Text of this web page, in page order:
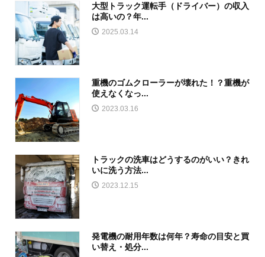
大型トラック運転手（ドライバー）の収入
は高いの？年...
2025.03.14
重機のゴムクローラーが壊れた！？重機が
使えなくなっ...
2023.03.16
トラックの洗車はどうするのがいい？きれ
いに洗う方法...
2023.12.15
発電機の耐用年数は何年？寿命の目安と買
い替え・処分...